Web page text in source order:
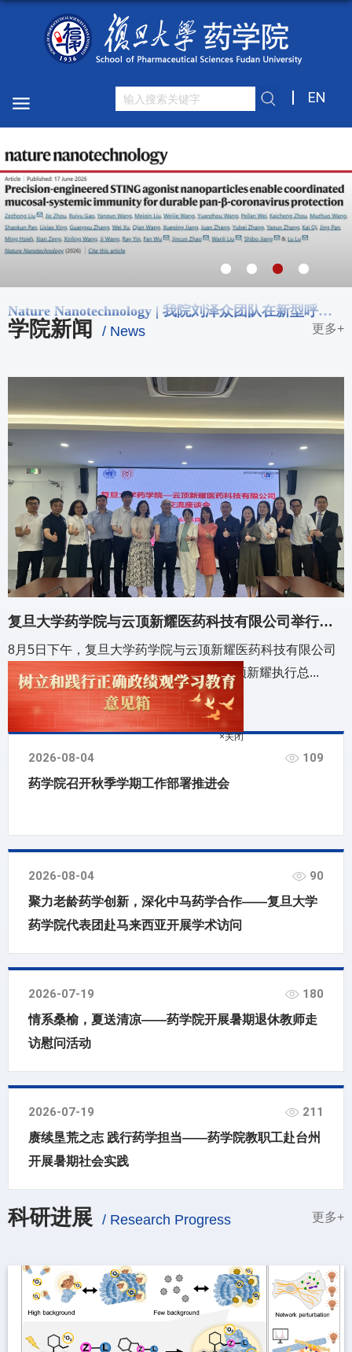
EN
Nature Nanotechnology | 我院刘泽众团队在新型呼吸道黏膜疫苗佐剂方向取得重要进展
学院新闻 / News 更多+
复旦大学药学院与云顶新耀医药科技有限公司举行交
流座谈会
8月5日下午，复旦大学药学院与云顶新耀医药科技有限公司
在复旦大学张江校区举行交流座谈会。云顶新耀执行总...
2026-08-07
2026-08-04 109
药学院召开秋季学期工作部署推进会
2026-08-04 90
聚力老龄药学创新，深化中马药学合作——复旦大学
药学院代表团赴马来西亚开展学术访问
2026-07-19 180
情系桑榆，夏送清凉——药学院开展暑期退休教师走
访慰问活动
2026-07-19 211
赓续垦荒之志 践行药学担当——药学院教职工赴台州
开展暑期社会实践
科研进展 / Research Progress 更多+